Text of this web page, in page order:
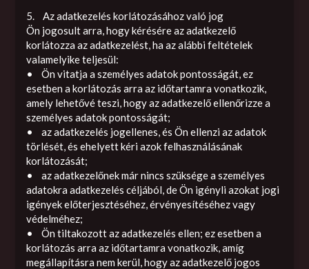
5. Az adatkezelés korlátozásához való jog
Ön jogosult arra, hogy kérésére az adatkezelő
korlátozza az adatkezelést, ha az alábbi feltételek
valamelyike teljesül:
• Ön vitatja a személyes adatok pontosságát, ez
esetben a korlátozás arra az időtartamra vonatkozik,
amely lehetővé teszi, hogy az adatkezelő ellenőrizze a
személyes adatok pontosságát;
• az adatkezelés jogellenes, és Ön ellenzi az adatok
törlését, és ehelyett kéri azok felhasználásának
korlátozását;
• az adatkezelőnek már nincs szüksége a személyes
adatokra adatkezelés céljából, de Ön igényli azokat jogi
igények előterjesztéséhez, érvényesítéséhez vagy
védelméhez;
• Ön tiltakozott az adatkezelés ellen; ez esetben a
korlátozás arra az időtartamra vonatkozik, amíg
megállapításra nem kerül, hogy az adatkezelő jogos